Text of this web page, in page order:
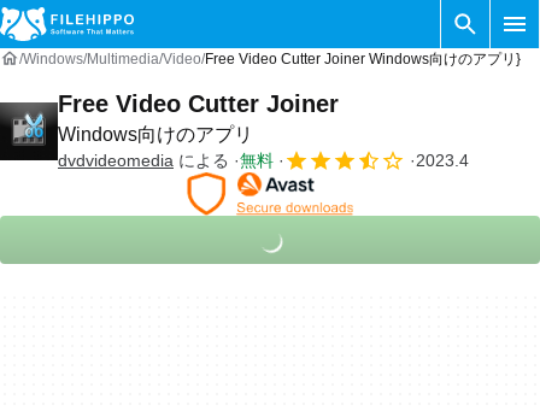
Windows Multimedia Video Free Video Cutter Joiner Windows向けのアプリ}
Free Video Cutter Joiner
Windows向けのアプリ
dvdvideomedia による 無料 2023.4